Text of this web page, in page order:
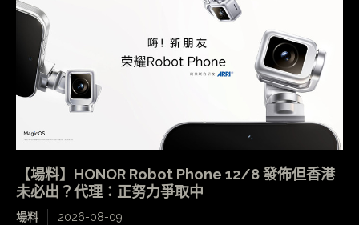
【場料】HONOR Robot Phone 12/8 發佈但香港
未必出？代理：正努力爭取中
場料 2026-08-09